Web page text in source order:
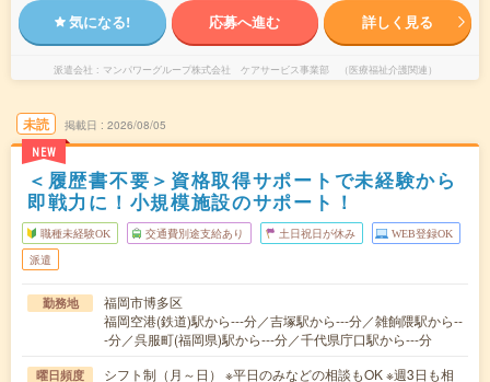
気になる! 応募へ進む 詳しく見る
派遣会社 マンパワーグループ株式会社 ケアサービス事業部 （医療福祉介護関連）
未読
NEW
掲載日 2026/08/05
＜履歴書不要＞資格取得サポートで未経験から
即戦力に！小規模施設のサポート！
職種未経験OK 交通費別途支給あり 土日祝日が休み WEB登録OK
派遣
勤務地
福岡市博多区
福岡空港(鉄道)駅から---分／吉塚駅から---分／雑餉隈駅から--
-分／呉服町(福岡県)駅から---分／千代県庁口駅から---分
曜日頻度
シフト制（月～日） ※平日のみなどの相談もOK ※週3日も相